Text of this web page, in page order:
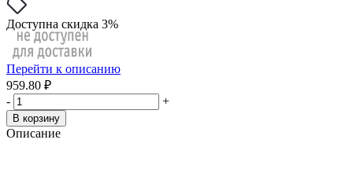
Доступна скидка 3%
Перейти к описанию
959.80 ₽
-
+
В корзину
Описание